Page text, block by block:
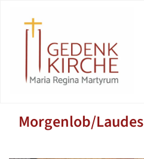
Morgenlob/Laudes